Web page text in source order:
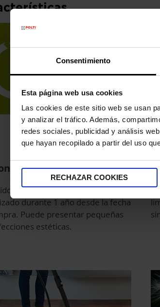
Consentimiento
Esta página web usa cookies
Las cookies de este sitio web se usan
y analizar el tráfico. Además,
redes sociales, publicidad y análisis
que hayan recopilado a partir del uso
RECHAZAR COOKIES
Garantizado
a procesos de verificación y
durante 1 año desde la fecha
Puede presentar pequeñas
estéticas.